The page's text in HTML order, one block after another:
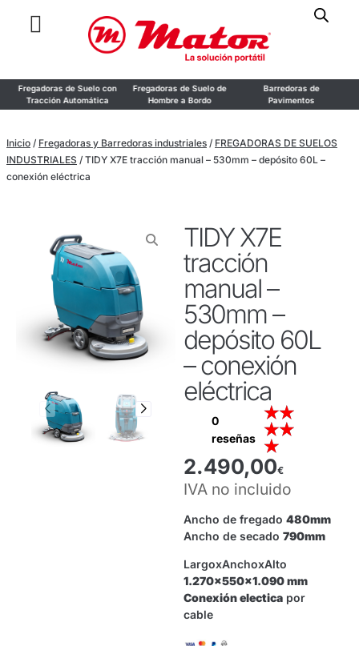
Fregadoras de Suelo con
Tracción Automática
Fregadoras de Suelo de
Hombre a Bordo
Barredoras de
Pavimentos
Inicio / Fregadoras y Barredoras industriales / FREGADORAS DE SUELOS
INDUSTRIALES / TIDY X7E tracción manual – 530mm – depósito 60L –
conexión eléctrica
TIDY X7E
tracción
manual –
530mm –
depósito 60L
– conexión
eléctrica
0
reseñas
★★
★★
★
2.490,00€
IVA no incluido
Ancho de fregado 480mm
Ancho de secado 790mm
LargoxAnchoxAlto
1.270x550x1.090 mm
Conexión electicapor
cable